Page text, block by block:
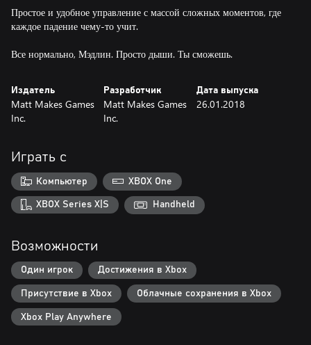
Простое и удобное управление с массой сложных моментов, где
каждое падение чему-то учит.
Все нормально, Мэдлин. Просто дыши. Ты сможешь.
Издатель
Matt Makes Games
Inc.
Разработчик
Matt Makes Games
Inc.
Дата выпуска
26.01.2018
Играть с
Компьютер XBOX One
XBOX Series X|S Handheld
Возможности
Один игрок Достижения в Xbox
Присутствие в Xbox Облачные сохранения в Xbox
Xbox Play Anywhere